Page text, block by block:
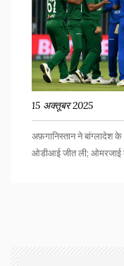
15 अक्तूबर 2025
अफ़गानिस्तान ने
ओडीआई जीत ली; ओमरजाई